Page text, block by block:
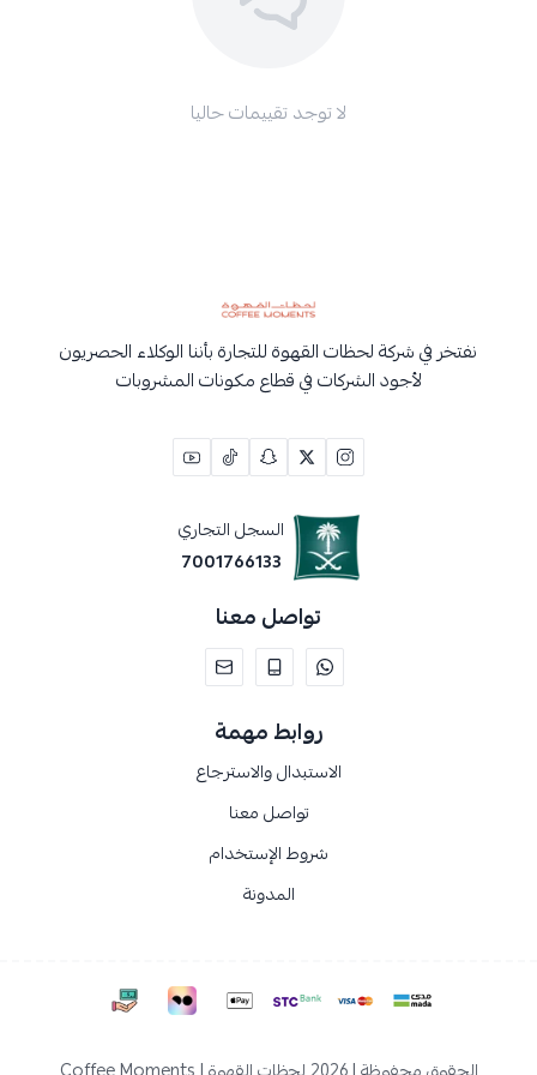
لا توجد تقييمات حاليا
نفتخر في شركة لحظات القهوة للتجارة بأننا الوكلاء الحصريون
لأجود الشركات في قطاع مكونات المشروبات
السجل التجاري
7001766133
تواصل معنا
روابط مهمة
الاستبدال والاسترجاع
تواصل معنا
شروط الإستخدام
المدونة